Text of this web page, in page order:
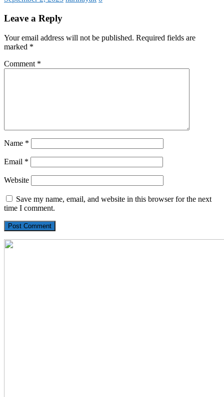
Leave a Reply
Your email address will not be published. Required fields are
marked *
Comment *
Name *
Email *
Website
Save my name, email, and website in this browser for the next
time I comment.